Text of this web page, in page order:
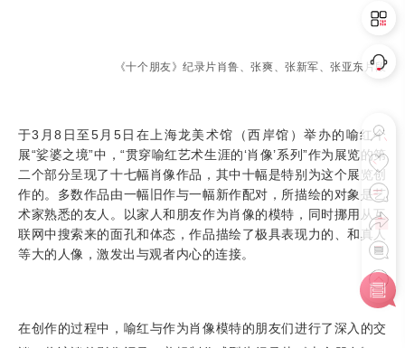
《十个朋友》纪录片肖鲁、张爽、张新军、张亚东片段
于3月8日至5月5日在上海龙美术馆（西岸馆）举办的喻红个
展“娑婆之境”中，“贯穿喻红艺术生涯的‘肖像’系列”作为展览的第
二个部分呈现了十七幅肖像作品，其中十幅是特别为这个展览创
作的。多数作品由一幅旧作与一幅新作配对，所描绘的对象是艺
术家熟悉的友人。以家人和朋友作为肖像的模特，同时挪用从互
联网中搜索来的面孔和体态，作品描绘了极具表现力的、和真人
等大的人像，激发出与观者内心的连接。
在创作的过程中，喻红与作为肖像模特的朋友们进行了深入的交